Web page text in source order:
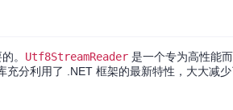
。 Utf8StreamReader 是一个专为高性能
充分利用了 .NET 框架的最新特性，大大减